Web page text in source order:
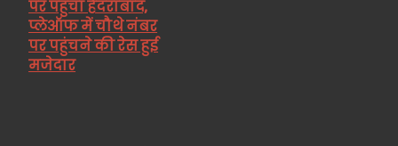
पर पहुंचा हैदराबाद,
प्लेऑफ में चौथे नंबर
पर पहुंचने की रेस हुई
मजेदार